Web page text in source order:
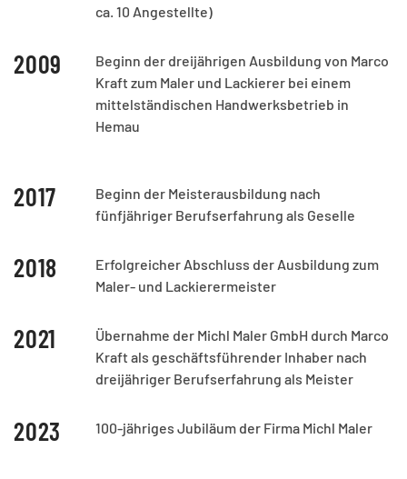
ca. 10 Angestellte)
2009
Beginn der dreijährigen Ausbildung von Marco
Kraft zum Maler und Lackierer bei einem
mittelständischen Handwerksbetrieb in
Hemau
2017
Beginn der Meisterausbildung nach
fünfjähriger Berufserfahrung als Geselle
2018
Erfolgreicher Abschluss der Ausbildung zum
Maler- und Lackierermeister
2021
Übernahme der Michl Maler GmbH durch Marco
Kraft als geschäftsführender Inhaber nach
dreijähriger Berufserfahrung als Meister
2023 100-jähriges Jubiläum der Firma Michl Maler